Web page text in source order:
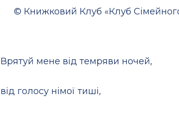
© Книжковий Клуб «Клуб
Врятуй мене від темряви ночей,
від голосу німої тиші,